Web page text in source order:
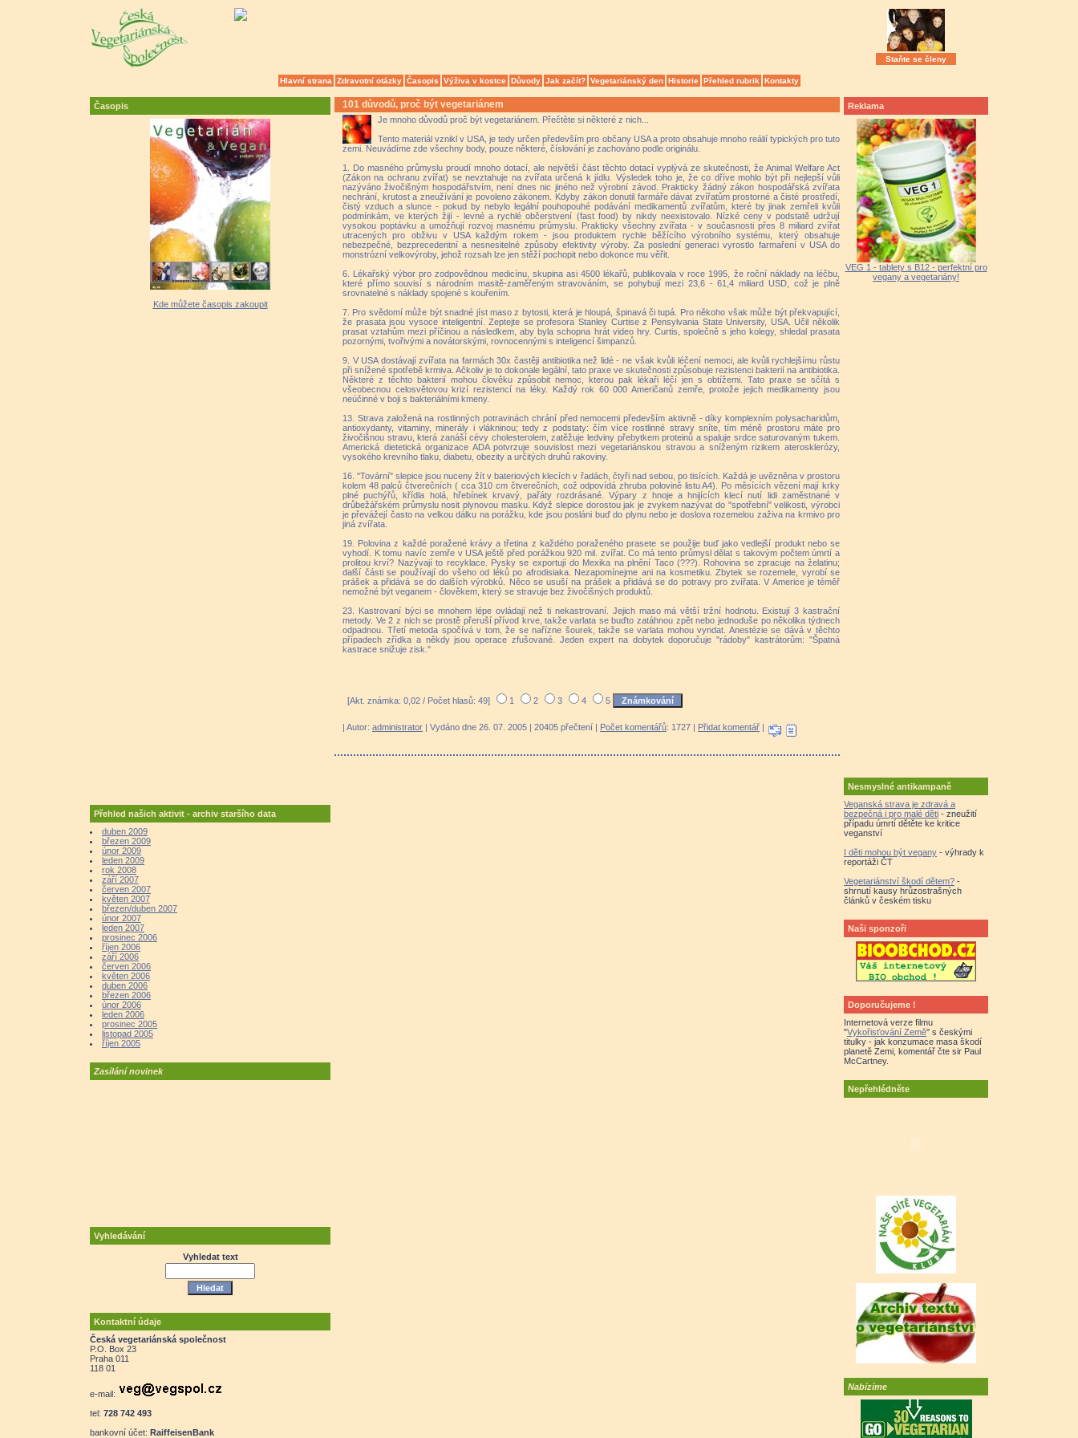
Staňte se členy
Hlavní strana Zdravotní otázky Časopis Výživa v kostce Důvody Jak začít? Vegetariánský den Historie Přehled rubrik Kontakty
Časopis
Kde můžete časopis zakoupit
Přehled našich aktivit - archiv staršího data
duben 2009
březen 2009
únor 2009
leden 2009
rok 2008
září 2007
červen 2007
květen 2007
březen/duben 2007
únor 2007
leden 2007
prosinec 2006
říjen 2006
září 2006
červen 2006
květen 2006
duben 2006
březen 2006
únor 2006
leden 2006
prosinec 2005
listopad 2005
říjen 2005
Zasílání novinek
Vyhledávání
Vyhledat text
Kontaktní údaje
Česká vegetariánská společnost
P.O. Box 23
Praha 011
118 01
e-mail:
tel: 728 742 493
bankovní účet: RaiffeisenBank
101 důvodů, proč být vegetariánem
Je mnoho důvodů proč být vegetariánem. Přečtěte si některé z nich...
Tento materiál vznikl v USA, je tedy určen především pro občany USA a proto obsahuje mnoho reálií typických pro tuto
zemi. Neuvádíme zde všechny body, pouze některé, číslování je zachováno podle originálu.
1. Do masného průmyslu proudí mnoho dotací, ale největší část těchto dotací vyplývá ze skutečnosti, že Animal Welfare Act
(Zákon na ochranu zvířat) se nevztahuje na zvířata určená k jídlu. Výsledek toho je, že co dříve mohlo být při nejlepší vůli
nazýváno živočišným hospodářstvím, není dnes nic jiného než výrobní závod. Prakticky žádný zákon hospodářská zvířata
nechrání, krutost a zneužívání je povoleno zákonem. Kdyby zákon donutil farmáře dávat zvířatům prostorné a čisté prostředí,
čistý vzduch a slunce - pokud by nebylo legální pouhopouhé podávání medikamentů zvířatům, které by jinak zemřeli kvůli
podmínkám, ve kterých žijí - levné a rychlé občerstvení (fast food) by nikdy neexistovalo. Nízké ceny v podstatě udržují
vysokou poptávku a umožňují rozvoj masnému průmyslu. Prakticky všechny zvířata - v současnosti přes 8 miliard zvířat
utracených pro obživu v USA každým rokem - jsou produktem rychle běžícího výrobního systému, který obsahuje
nebezpečné, bezprecedentní a nesnesitelné způsoby efektivity výroby. Za poslední generaci vyrostlo farmaření v USA do
monstrózní velkovýroby, jehož rozsah lze jen stěží pochopit nebo dokonce mu věřit.
6. Lékařský výbor pro zodpovědnou medicínu, skupina asi 4500 lékařů, publikovala v roce 1995, že roční náklady na léčbu,
které přímo souvisí s národním masitě-zaměřeným stravováním, se pohybují mezi 23,6 - 61,4 miliard USD, což je plně
srovnatelné s náklady spojené s kouřením.
7. Pro svědomí může být snadné jíst maso z bytosti, která je hloupá, špinavá či tupá. Pro někoho však může být překvapující,
že prasata jsou vysoce inteligentní. Zeptejte se profesora Stanley Curtise z Pensylvania State University, USA. Učil několik
prasat vztahům mezi příčinou a následkem, aby byla schopna hrát video hry. Curtis, společně s jeho kolegy, shledal prasata
pozornými, tvořivými a novátorskými, rovnocennými s inteligencí šimpanzů.
9. V USA dostávají zvířata na farmách 30x častěji antibiotika než lidé - ne však kvůli léčení nemoci, ale kvůli rychlejšímu růstu
při snížené spotřebě krmiva. Ačkoliv je to dokonale legální, tato praxe ve skutečnosti způsobuje rezistenci bakterií na antibiotika.
Některé z těchto bakterií mohou člověku způsobit nemoc, kterou pak lékaři léčí jen s obtížemi. Tato praxe se sčítá s
všeobecnou celosvětovou krizí rezistencí na léky. Každý rok 60 000 Američanů zemře, protože jejich medikamenty jsou
neúčinné v boji s bakteriálními kmeny.
13. Strava založená na rostlinných potravinách chrání před nemocemi především aktivně - díky komplexním polysacharidům,
antioxydanty, vitaminy, minerály i vlákninou; tedy z podstaty: čím více rostlinné stravy sníte, tím méně prostoru máte pro
živočišnou stravu, která zanáší cévy cholesterolem, zatěžuje ledviny přebytkem proteinů a spaluje srdce saturovaným tukem.
Americká dietetická organizace ADA potvrzuje souvislost mezi vegetariánskou stravou a sníženým rizikem aterosklerózy,
vysokého krevního tlaku, diabetu, obezity a určitých druhů rakoviny.
16. "Tovární" slepice jsou nuceny žít v bateriových klecích v řadách, čtyři nad sebou, po tisících. Každá je uvězněna v prostoru
kolem 48 palců čtverečních ( cca 310 cm čtverečních, což odpovídá zhruba polovině listu A4). Po měsících vězení mají krky
plné puchýřů, křídla holá, hřebínek krvavý, pařáty rozdrásané. Výpary z hnoje a hnijících klecí nutí lidi zaměstnané v
drůbežářském průmyslu nosit plynovou masku. Když slepice dorostou jak je zvykem nazývat do "spotřební" velikosti, výrobci
je převážejí často na velkou dálku na porážku, kde jsou posláni buď do plynu nebo je doslova rozemelou zaživa na krmivo pro
jiná zvířata.
19. Polovina z každé poražené krávy a třetina z každého poraženého prasete se použije buď jako vedlejší produkt nebo se
vyhodí. K tomu navíc zemře v USA ještě před porážkou 920 mil. zvířat. Co má tento průmysl dělat s takovým počtem úmrtí a
prolitou krví? Nazývají to recyklace. Pysky se exportují do Mexika na plnění Taco (???). Rohovina se zpracuje na želatinu;
další části se používají do všeho od léků po afrodisiaka. Nezapomínejme ani na kosmetiku. Zbytek se rozemele, vyrobí se
prášek a přidává se do dalších výrobků. Něco se usuší na prášek a přidává se do potravy pro zvířata. V Americe je téměř
nemožné být veganem - člověkem, který se stravuje bez živočišných produktů.
23. Kastrovaní býci se mnohem lépe ovládají než ti nekastrovaní. Jejich maso má větší tržní hodnotu. Existují 3 kastrační
metody. Ve 2 z nich se prostě přeruší přívod krve, takže varlata se buďto zatáhnou zpět nebo jednoduše po několika týdnech
odpadnou. Třetí metoda spočívá v tom, že se nařízne šourek, takže se varlata mohou vyndat. Anestézie se dává v těchto
případech zřídka a někdy jsou operace zfušované. Jeden expert na dobytek doporučuje "rádoby" kastrátorům: "Špatná
kastrace snižuje zisk."
[Akt. známka: 0,02 / Počet hlasů: 49] 1 2 3 4 5
| Autor: administrator | Vydáno dne 26. 07. 2005 | 20405 přečtení | Počet komentářů: 1727 | Přidat komentář |
Reklama
VEG 1 - tablety s B12 - perfektní pro
vegany a vegetariány!
Nesmyslné antikampaně
Veganská strava je zdravá a
bezpečná i pro malé děti - zneužití
případu úmrtí dětěte ke kritice
veganství
I děti mohou být vegany - výhrady k
reportáži ČT
Vegetariánství škodí dětem? -
shrnutí kausy hrůzostrašných
článků v českém tisku
Naši sponzoři
Doporučujeme !
Internetová verze filmu
"Vykořisťování Země" s českými
titulky - jak konzumace masa škodí
planetě Zemi, komentář čte sir Paul
McCartney.
Nepřehlédněte
Nabízíme